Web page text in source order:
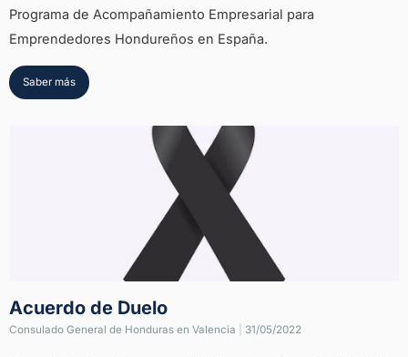
Programa de Acompañamiento Empresarial para
Emprendedores Hondureños en España.
Saber más
Acuerdo de Duelo
Consulado General de Honduras en Valencia 31/05/2022